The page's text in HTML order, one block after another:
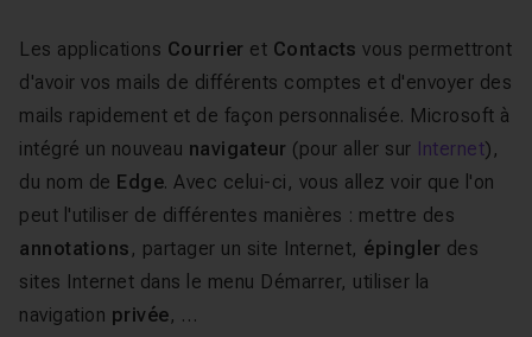
Les applications Courrier et Contacts vous permettront
d'avoir vos mails de différents comptes et d'envoyer des
mails rapidement et de façon personnalisée. Microsoft à
intégré un nouveau navigateur (pour aller sur Internet),
du nom de Edge. Avec celui-ci, vous allez voir que l'on
peut l'utiliser de différentes manières : mettre des
annotations , partager un site Internet, épingler des
sites Internet dans le menu Démarrer, utiliser la
navigation privée, …